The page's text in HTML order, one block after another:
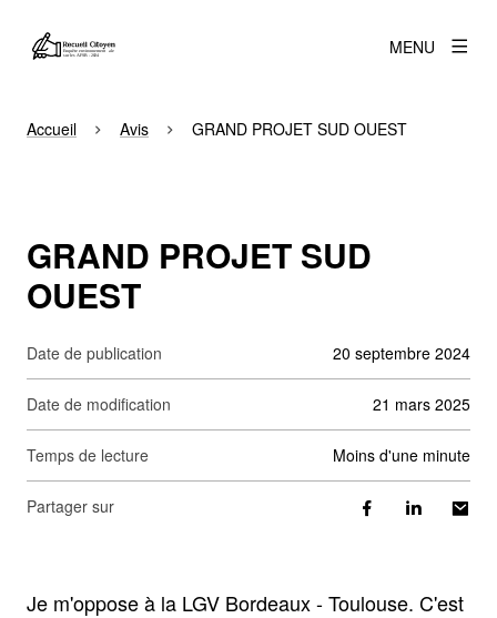
MENU
Accueil Avis GRAND PROJET SUD OUEST
GRAND PROJET SUD
OUEST
Date de publication 20 septembre 2024
Date de modification 21 mars 2025
Temps de lecture moins d'une minute
Partager sur
Je m'oppose à la LGV Bordeaux - Toulouse. C'est